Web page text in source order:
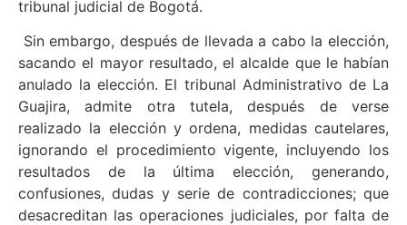
tribunal judicial de Bogotá.
Sin embargo, después de llevada a cabo la elección,
sacando el mayor resultado, el alcalde que le habían
anulado la elección. El tribunal Administrativo de La
Guajira, admite otra tutela, después de verse
realizado la elección y ordena, medidas cautelares,
ignorando el procedimiento vigente, incluyendo los
resultados de la última elección, generando,
confusiones, dudas y serie de contradicciones; que
desacreditan las operaciones judiciales, por falta de